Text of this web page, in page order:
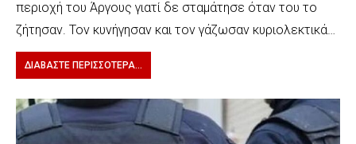
περιοχή του Άργους γιατί δε σταμάτησε όταν του το
ζήτησαν. Τον κυνήγησαν και τον γάζωσαν κυριολεκτικά…
ΔΙΑΒΆΣΤΕ ΠΕΡΙΣΣΌΤΕΡΑ...